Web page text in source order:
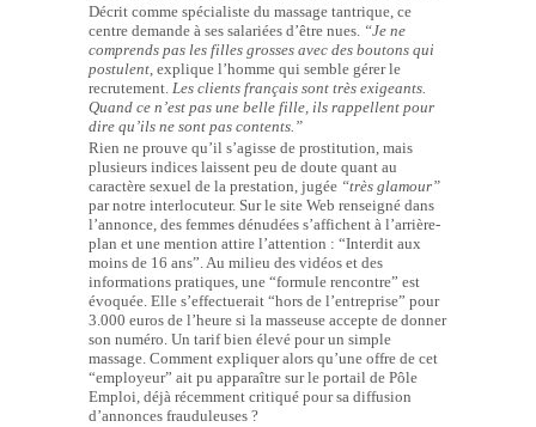
Décrit comme spécialiste du massage tantrique, ce
centre demande à ses salariées d’être nues. “Je ne
comprends pas les filles grosses avec des boutons qui
postulent , explique l’homme qui semble gérer le
recrutement. Les clients français sont très exigeants.
Quand ce n’est pas une belle fille, ils rappellent pour
dire qu’ils ne sont pas contents.”
Rien ne prouve qu’il s’agisse de prostitution, mais
plusieurs indices laissent peu de doute quant au
caractère sexuel de la prestation, jugée “très glamour”
par notre interlocuteur. Sur le site Web renseigné dans
l’annonce, des femmes dénudées s’affichent à l’arrière-
plan et une mention attire l’attention : “Interdit aux
moins de 16 ans”. Au milieu des vidéos et des
informations pratiques, une “formule rencontre” est
évoquée. Elle s’effectuerait “hors de l’entreprise” pour
3.000 euros de l’heure si la masseuse accepte de donner
son numéro. Un tarif bien élevé pour un simple
massage. Comment expliquer alors qu’une offre de cet
“employeur” ait pu apparaître sur le portail de Pôle
Emploi, déjà récemment critiqué pour sa diffusion
d’annonces frauduleuses ?